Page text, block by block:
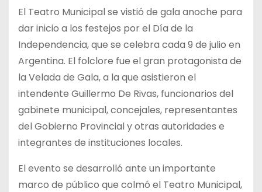
El Teatro Municipal se vistió de gala anoche para
dar inicio a los festejos por el Día de la
Independencia, que se celebra cada 9 de julio en
Argentina. El folclore fue el gran protagonista de
la Velada de Gala, a la que asistieron el
intendente Guillermo De Rivas, funcionarios del
gabinete municipal, concejales, representantes
del Gobierno Provincial y otras autoridades e
integrantes de instituciones locales.
El evento se desarrolló ante un importante
marco de público que colmó el Teatro Municipal,